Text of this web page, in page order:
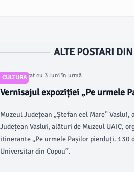
ALTE POSTARI
CULTURA
Articol postat cu 3 luni în urmă
Vernisajul expoziției „Pe urmele
Muzeul Județean „Ștefan cel Mare”
Județean Vaslui, alături de Muzeul UAIC,
itinerante „Pe urmele Pașilor pierduți. 130
Universitar din Copou”.